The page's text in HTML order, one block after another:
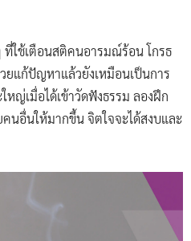
ที่ใช้เตือนสติคนอารมณ์ร้อน โกรธ
ยแก้ปัญหาแล้วยังเหมือนเป็นการ
หญ่เมื่อได้เข้าวัดฟังธรรม ลองฝึก
นอื่นให้มากขึ้น จิตใจจะได้สงบและ